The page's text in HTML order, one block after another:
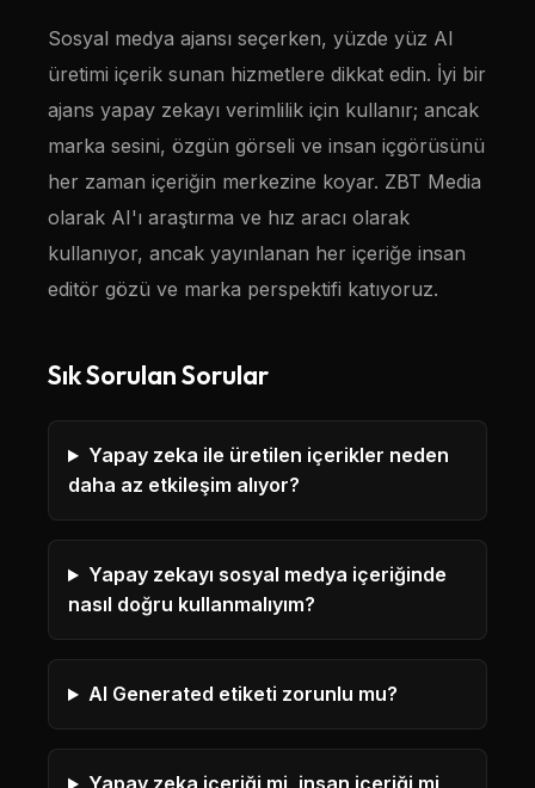
Sosyal medya ajansı seçerken, yüzde yüz AI
üretimi içerik sunan hizmetlere dikkat edin. İyi bir
ajans yapay zekayı verimlilik için kullanır; ancak
marka sesini, özgün görseli ve insan içgörüsünü
her zaman içeriğin merkezine koyar. ZBT Media
olarak AI'ı araştırma ve hız aracı olarak
kullanıyor, ancak yayınlanan her içeriğe insan
editör gözü ve marka perspektifi katıyoruz.
Sık Sorulan Sorular
Yapay zeka ile üretilen içerikler neden
daha az etkileşim alıyor?
Yapay zekayı sosyal medya içeriğinde
nasıl doğru kullanmalıyım?
AI Generated etiketi zorunlu mu?